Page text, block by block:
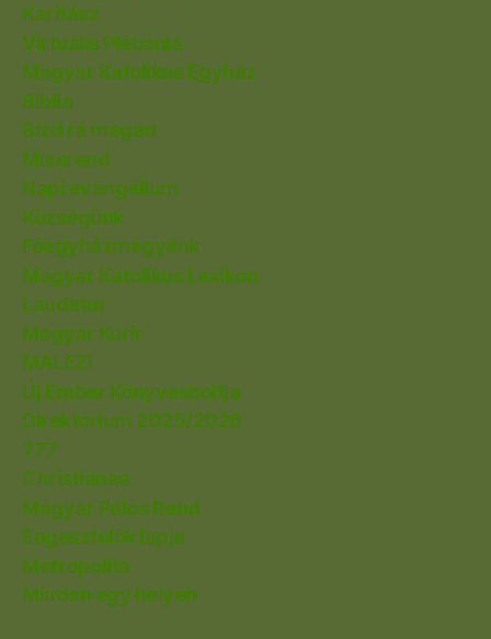
Karitász
Virtuális Plébánia
Magyar Katolikus Egyház
Biblia
Bízd rá magad
Miserend
Napi evangélium
Községünk
Főegyházmegyénk
Magyar Katolikus Lexikon
Laudetur
Magyar Kurír
MALEZI
Új Ember Könyvesboltja
Direktórium 2025/2026
777
Christianae
Magyar Pálos Rend
Engesztelők lapja
Metropolita
Minden egy helyen